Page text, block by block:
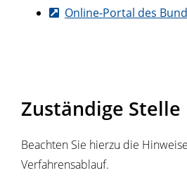
Online-Portal des
Zuständige Stelle
Beachten Sie hierzu die
Verfahrensablauf.